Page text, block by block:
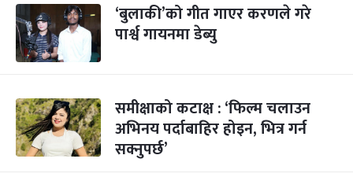
‘बुलाकी’को गीत गाएर करणले गरे
पार्श्व गायनमा डेब्यु
समीक्षाको कटाक्ष : ‘फिल्म चलाउन
अभिनय पर्दाबाहिर होइन, भित्र गर्न
सक्नुपर्छ’